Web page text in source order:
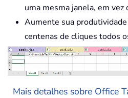
uma mesma janela, em vez
Aumente sua
centenas de cliques todos
Mais detalhes sobre Office